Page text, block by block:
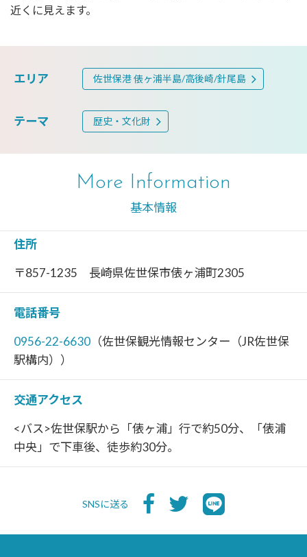
近くに見えます。
エリア 佐世保港 俵ヶ浦半島/高後崎/針尾島
テーマ 歴史・文化財
More Information
基本情報
住所
〒857-1235 長崎県佐世保市俵ヶ浦町2305
電話番号
0956-22-6630 （佐世保観光情報センター（JR佐世保
駅構内））
交通アクセス
<バス>佐世保駅から「俵ヶ浦」行で約50分、「俵浦
中央」で下車後、徒歩約30分。
SNSに送る